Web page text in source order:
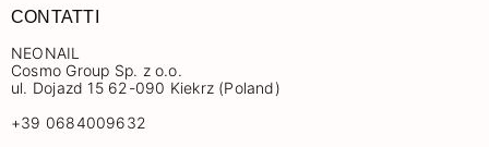
CONTATTI
NEONAIL
Cosmo Group Sp. z o.o.
ul. Dojazd 15 62-090 Kiekrz (Poland)
+39 0684009632